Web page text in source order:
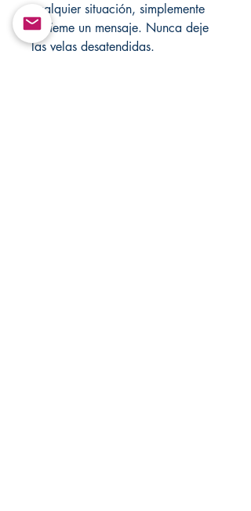
cualquier situación, simplemente
envíeme un mensaje. Nunca deje
las velas desatendidas.